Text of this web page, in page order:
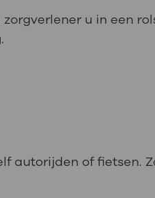
u in een
autorijden of fietsen.